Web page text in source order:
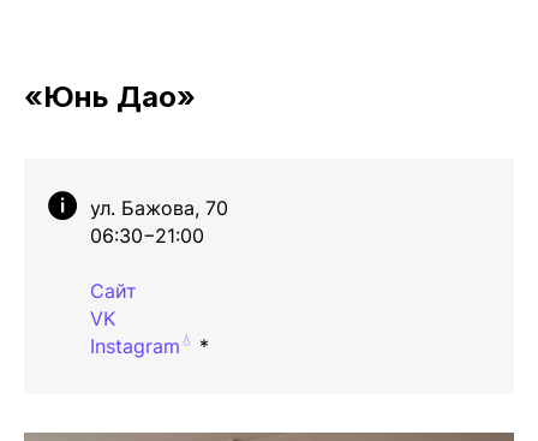
«Юнь Дао»
ул. Бажова, 70
06:30−21:00
Сайт
VK
Instagram 💧 *